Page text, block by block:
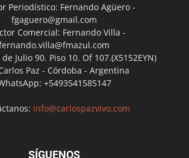
Periodístico: Fernando Agüero -
fgaguero@gmail.com
Comercial: Fernando Villa -
Julio 90. Piso 10. Of 107.(X5152EYN)
Paz - Córdoba - Argentina
+5493541585147
info@carlospazvivo.com
SÍGUENOS